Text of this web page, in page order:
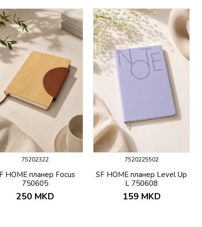
75202322
HOME планер Focus
750605
250 MKD
7520225502
SF HOME планер Level Up
L 750608
159 MKD